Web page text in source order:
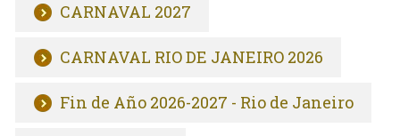
CARNAVAL 2027
CARNAVAL RIO DE JANEIRO 2026
Fin de Año 2026-2027 - Rio de Janeiro